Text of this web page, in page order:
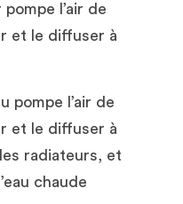
l’air de
et le diffuser à
pompe l’air de
et le diffuser à
radiateurs, et
chaude